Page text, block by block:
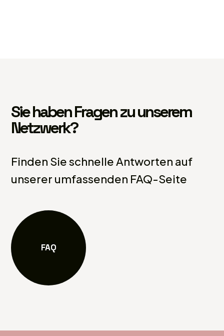
Sie haben Fragen zu unserem
Netzwerk?
Finden Sie schnelle Antworten auf
unserer umfassenden FAQ-Seite
FAQ